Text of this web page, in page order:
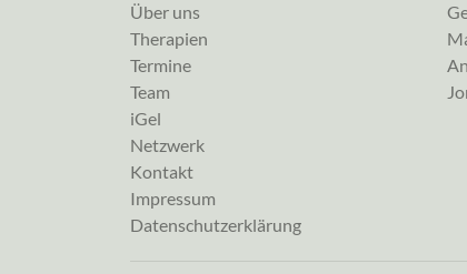
Über uns
Therapien
Termine
Team
iGel
Netzwerk
Kontakt
Impressum
Datenschutzerklärung